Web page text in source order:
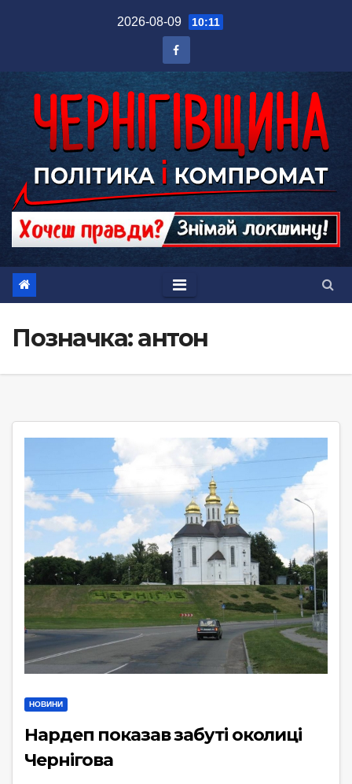
2026-08-09 10:11
Позначка:антон
НОВИНИ
Нардеп показав забуті околиці
Чернігова